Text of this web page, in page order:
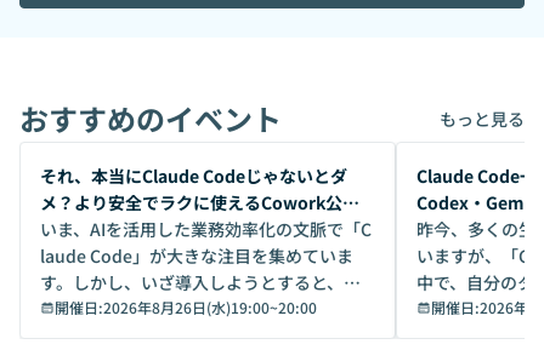
おすすめのイベント もっと見る
開催前
それ、本当にClaude Codeじゃないとダ
メ？より安全でラクに使えるCowork公開
デモ
いま、AIを活用した業務効率化の文脈で「C
laude Code」が大きな注目を集めていま
す。しかし、いざ導入しようとすると、セ
キュリティ面の懸念や権限管理のハードル
から、気軽に使えないケースも多いのでは
開催日:2026年8月26日(水)19:00~20:00
開催前
Claude Code一
Codex・
昨今、多くの生
いますが、「
中で、自分のタ
いいのか」を自
か？ 「なんとなく誰かが良いと言っていた
開催日:2026年8